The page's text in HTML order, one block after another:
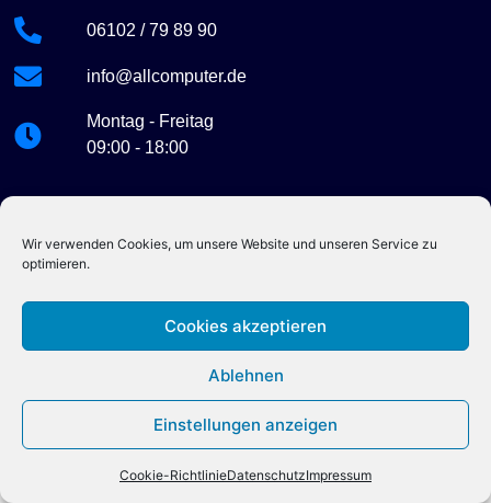
Wir verwenden Cookies, um unsere Website und unseren Service zu
optimieren.
Cookies akzeptieren
Ablehnen
Einstellungen anzeigen
Cookie-RichtlinieDatenschutzImpressum
06102 / 79 89 90
info@allcomputer.de
Montag - Freitag
09:00 - 18:00